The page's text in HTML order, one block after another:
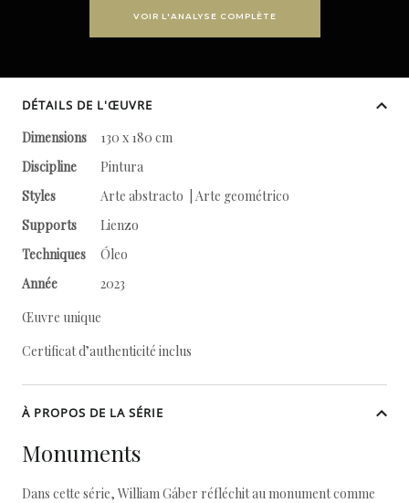
VOIR L'ANALYSE COMPLÈTE
DÉTAILS DE L'ŒUVRE
Dimensions
130 x 180 cm
Discipline
Pintura
Styles
Arte abstracto | Arte geométrico
Supports
Lienzo
Techniques
Óleo
Année
2023
Œuvre unique
Certificat d’authenticité inclus
À PROPOS DE LA SÉRIE
Monuments
Dans cette série, William Gáber réfléchit au monument comme